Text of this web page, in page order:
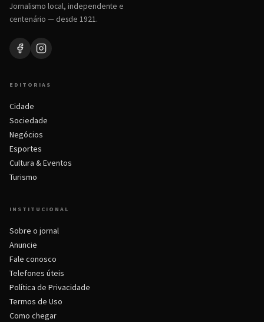
Jornalismo local, independente e
centenário — desde 1921.
EDITORIAS
Cidade
Sociedade
Negócios
Esportes
Cultura & Eventos
Turismo
INSTITUCIONAL
Sobre o jornal
Anuncie
Fale conosco
Telefones úteis
Política de Privacidade
Termos de Uso
Como chegar